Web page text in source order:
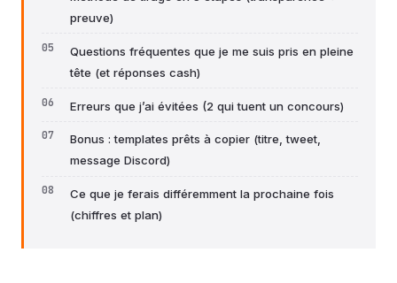
preuve)
Questions fréquentes que je me suis pris en pleine
tête (et réponses cash)
Erreurs que j’ai évitées (2 qui tuent un concours)
Bonus : templates prêts à copier (titre, tweet,
message Discord)
Ce que je ferais différemment la prochaine fois
(chiffres et plan)